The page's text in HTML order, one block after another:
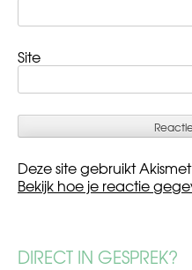
Site
Deze site gebruikt
Bekijk hoe je reactie
DIRECT IN GESPREK?